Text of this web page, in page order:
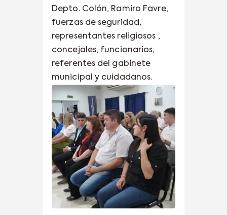
Depto. Colón, Ramiro Favre,
fuerzas de seguridad,
representantes religiosos ,
concejales, funcionarios,
referentes del gabinete
municipal y cuidadanos.